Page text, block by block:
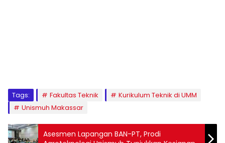
Tags: Fakultas Teknik
Kurikulum Teknik di UMM
Unismuh Makassar
Asesmen Lapangan BAN-PT, Prodi